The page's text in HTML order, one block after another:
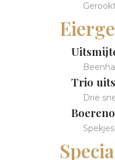
Trio
Drie